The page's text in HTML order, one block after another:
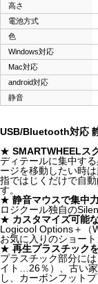
高さ
電池方式
色
Windows対応
Mac対応
android対応
静音
USB/Bluetooth対応
★ SMARTWHEELス
ディテールに集中す
ージを移動したい時
指ではじくだけで自
す。
★ 静音マウスで集中
ロジクール独自の
★ カスタマイズ可能
Logicool Options＋（
お気に入りのショー
★ 再生プラスチック
プラスチック部分に
イト…26％）、古い
し、カーボンフット